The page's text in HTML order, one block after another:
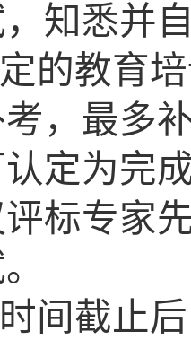
知悉并
的教育
，最多
定为完
标专家
间截止后